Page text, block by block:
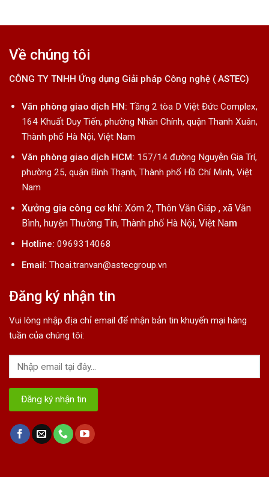
Về chúng tôi
CÔNG TY TNHH Ứng dụng Giải pháp Công nghệ ( ASTEC)
Văn phòng giao dịch HN: Tầng 2 tòa D Việt Đức Complex,
164 Khuất Duy Tiến, phường Nhân Chính, quận Thanh Xuân,
Thành phố Hà Nội, Việt Nam
Văn phòng giao dịch HCM: 157/14 đường Nguyễn Gia Trí,
phường 25, quận Bình Thạnh, Thành phố Hồ Chí Minh, Việt
Nam
Xưởng gia công cơ khí: Xóm 2, Thôn Văn Giáp , xã Văn
Bình, huyện Thường Tín, Thành phố Hà Nội, Việt Nam
Hotline: 0969314068
Email: Thoai.tranvan@astecgroup.vn
Đăng ký nhận tin
Vui lòng nhập địa chỉ email để nhận bản tin khuyến mại hàng
tuần của chúng tôi: